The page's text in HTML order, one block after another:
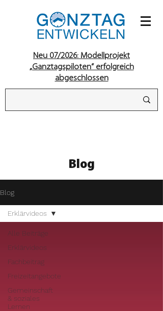
Neu 07/2026: Modellprojekt
„Ganztagspiloten“ erfolgreich
abgeschlossen
Blog
Blog
Alle Beiträge
Erklärvideos
Fachbeitrag
Freizeitangebote
Gemeinschaft
& soziales
Lernen
Erklärvideos